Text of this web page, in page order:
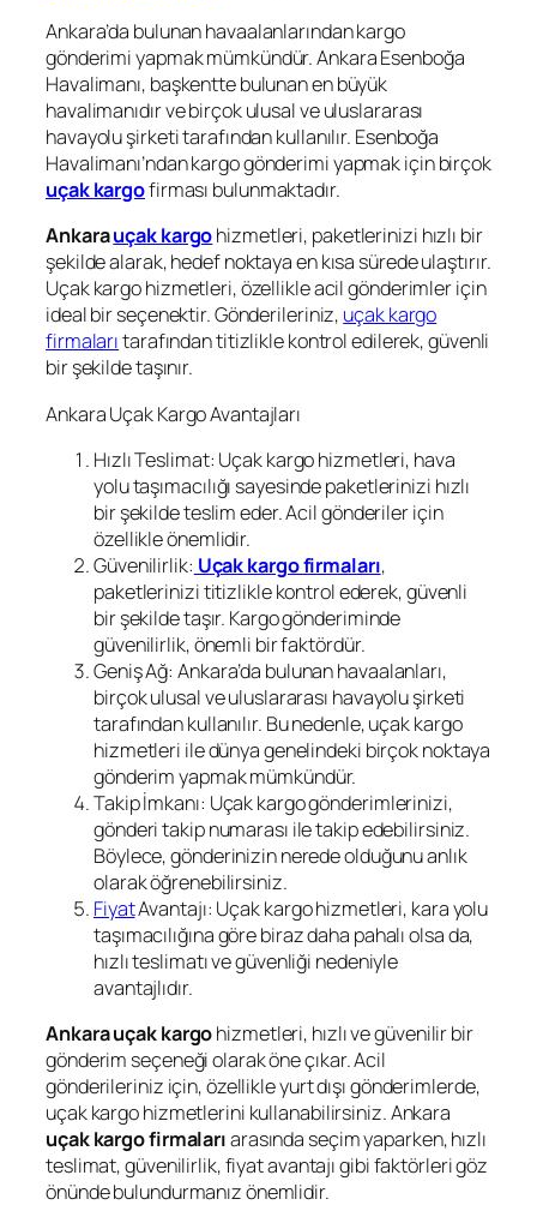
Ankara’da bulunan havaalanlarından kargo
gönderimi yapmak mümkündür. Ankara Esenboğa
Havalimanı, başkentte bulunan en büyük
havalimanıdır ve birçok ulusal ve uluslararası
havayolu şirketi tarafından kullanılır. Esenboğa
Havalimanı’ndan kargo gönderimi yapmak için birçok
uçak kargofirması bulunmaktadır.
Ankarauçak kargohizmetleri, paketlerinizi hızlı bir
şekilde alarak, hedef noktaya en kısa sürede ulaştırır.
Uçak kargo hizmetleri, özellikle acil gönderimler için
ideal bir seçenektir. Gönderileriniz, uçak kargo
firmalarıtarafından titizlikle kontrol edilerek, güvenli
bir şekilde taşınır.
Ankara Uçak Kargo Avantajları
Hızlı Teslimat: Uçak kargo hizmetleri, hava
yolu taşımacılığı sayesinde paketlerinizi hızlı
bir şekilde teslim eder. Acil gönderiler için
özellikle önemlidir.
Güvenilirlik: Uçak kargo firmaları,
paketlerinizi titizlikle kontrol ederek, güvenli
bir şekilde taşır. Kargo gönderiminde
güvenilirlik, önemli bir faktördür.
Geniş Ağ: Ankara’da bulunan havaalanları,
birçok ulusal ve uluslararası havayolu şirketi
tarafından kullanılır. Bu nedenle, uçak kargo
hizmetleri ile dünya genelindeki birçok noktaya
gönderim yapmak mümkündür.
Takip İmkanı: Uçak kargo gönderimlerinizi,
gönderi takip numarası ile takip edebilirsiniz.
Böylece, gönderinizin nerede olduğunu anlık
olarak öğrenebilirsiniz.
FiyatAvantajı: Uçak kargo hizmetleri, kara yolu
taşımacılığına göre biraz daha pahalı olsa da,
hızlı teslimatı ve güvenliği nedeniyle
avantajlıdır.
Ankara uçak kargohizmetleri, hızlı ve güvenilir bir
gönderim seçeneği olarak öne çıkar. Acil
gönderileriniz için, özellikle yurt dışı gönderimlerde,
uçak kargo hizmetlerini kullanabilirsiniz. Ankara
uçak kargo firmalarıarasında seçim yaparken, hızlı
teslimat, güvenilirlik, fiyat avantajı gibi faktörleri göz
önünde bulundurmanız önemlidir.